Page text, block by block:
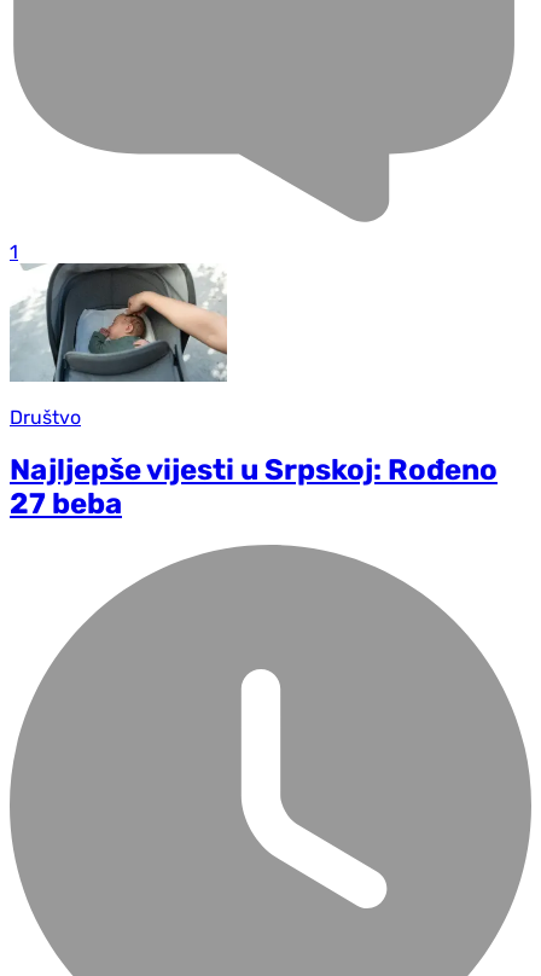
1
Društvo
Najljepše vijesti u Srpskoj: Rođeno
27 beba